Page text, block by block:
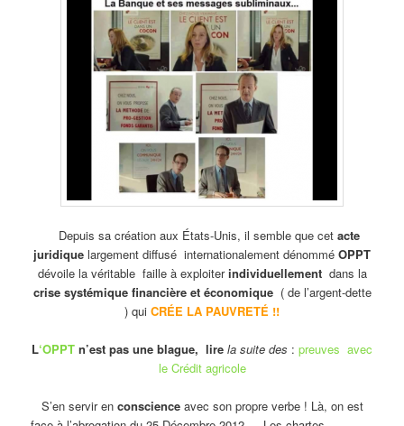
Depuis sa création aux États-Unis, il semble que cet acte
juridique largement diffusé internationalement dénommé OPPT
dévoile la véritable faille à exploiterindividuellement dans la
crise systémique financière et économique( de l’argent-dette
) qui CRÉE LA PAUVRETÉ !!
L‘OPPT n’est pas une blague, lire la suite des : preuves avec
le Crédit agricole
S’en servir enconscience avec son propre verbe ! Là, on est